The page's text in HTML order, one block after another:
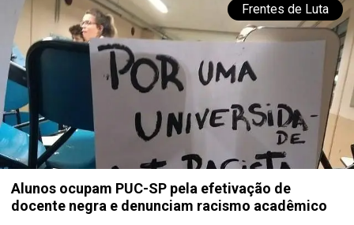
Frentes de Luta
Alunos ocupam PUC-SP pela efetivação de
docente negra e denunciam racismo acadêmico